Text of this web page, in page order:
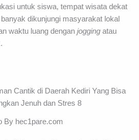
untuk siswa, tempat wisata dekat
banyak dikunjungi masyarakat lokal
waktu luang denganjogging atau
By hec1pare.com